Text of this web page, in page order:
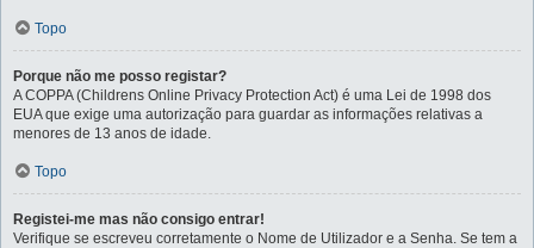
Topo
Porque não me posso registar?
A COPPA (Childrens Online Privacy Protection Act) é uma Lei de 1998 dos
EUA que exige uma autorização para guardar as informações relativas a
menores de 13 anos de idade.
Topo
Registei-me mas não consigo entrar!
Verifique se escreveu corretamente o Nome de Utilizador e a Senha. Se tem a